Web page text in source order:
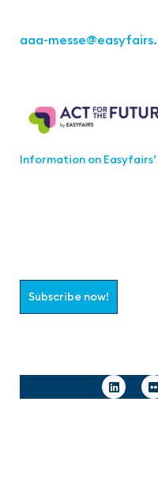
aaa-messe
Information on
Subscribe now!